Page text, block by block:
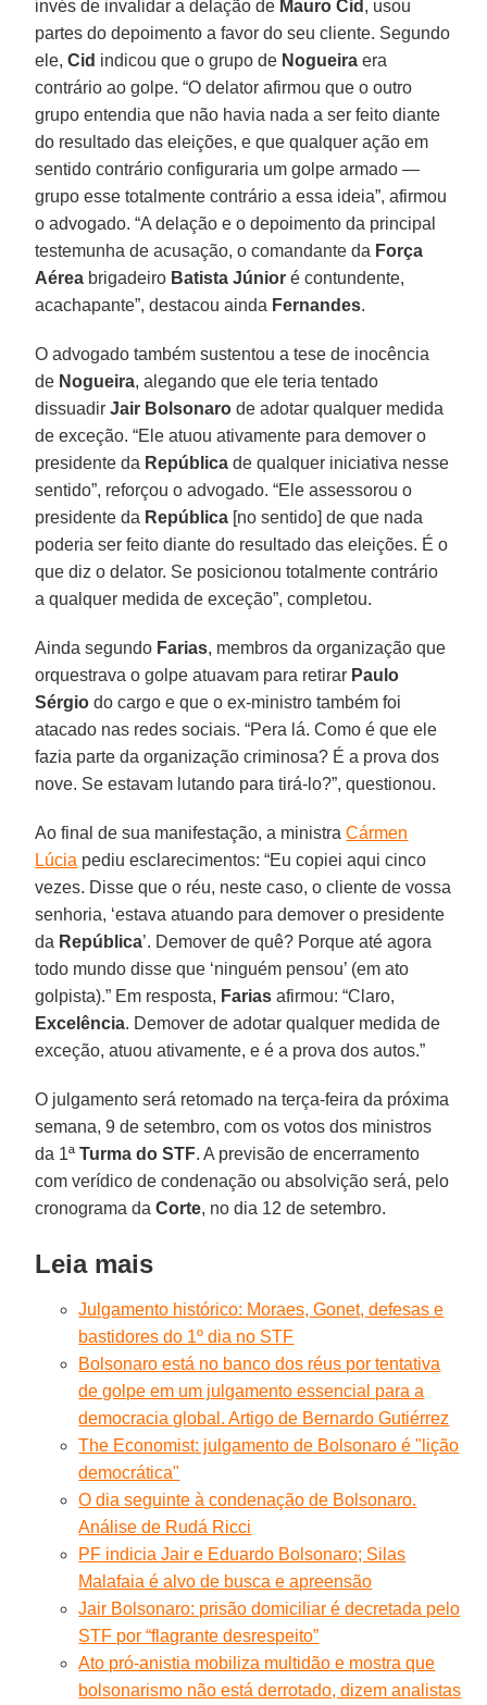
invés de invalidar a delação de Mauro Cid , usou
partes do depoimento a favor do seu cliente. Segundo
ele,Cid indicou que o grupo de Nogueira era
contrário ao golpe. “O delator afirmou que o outro
grupo entendia que não havia nada a ser feito diante
do resultado das eleições, e que qualquer ação em
sentido contrário configuraria um golpe armado —
grupo esse totalmente contrário a essa ideia”, afirmou
o advogado. “A delação e o depoimento da principal
testemunha de acusação, o comandante da Força
Aérea brigadeiro Batista Júnior é contundente,
acachapante”, destacou ainda Fernandes.
O advogado também sustentou a tese de inocência
de Nogueira, alegando que ele teria tentado
dissuadirJair Bolsonaro de adotar qualquer medida
de exceção. “Ele atuou ativamente para demover o
presidente da República de qualquer iniciativa nesse
sentido”, reforçou o advogado. “Ele assessorou o
presidente da República [no sentido] de que nada
poderia ser feito diante do resultado das eleições. É o
que diz o delator. Se posicionou totalmente contrário
a qualquer medida de exceção”, completou.
Ainda segundo Farias, membros da organização que
orquestrava o golpe atuavam para retirar Paulo
Sérgio do cargo e que o ex-ministro também foi
atacado nas redes sociais. “Pera lá. Como é que ele
fazia parte da organização criminosa? É a prova dos
nove. Se estavam lutando para tirá-lo?”, questionou.
Ao final de sua manifestação, a ministraCármen
Lúcia pediu esclarecimentos: “Eu copiei aqui cinco
vezes. Disse que o réu, neste caso, o cliente de vossa
senhoria, ‘estava atuando para demover o presidente
da República’. Demover de quê? Porque até agora
todo mundo disse que ‘ninguém pensou’ (em ato
golpista).” Em resposta, Farias afirmou: “Claro,
Excelência. Demover de adotar qualquer medida de
exceção, atuou ativamente, e é a prova dos autos.”
O julgamento será retomado na terça-feira da próxima
semana, 9 de setembro, com os votos dos ministros
da 1ªTurma do STF. A previsão de encerramento
com verídico de condenação ou absolvição será, pelo
cronograma daCorte, no dia 12 de setembro.
Leia mais
Julgamento histórico: Moraes, Gonet, defesas e
bastidores do 1º dia no STF
Bolsonaro está no banco dos réus por tentativa
de golpe em um julgamento essencial para a
democracia global. Artigo de Bernardo Gutiérrez
The Economist: julgamento de Bolsonaro é "lição
democrática"
O dia seguinte à condenação de Bolsonaro.
Análise de Rudá Ricci
PF indicia Jair e Eduardo Bolsonaro; Silas
Malafaia é alvo de busca e apreensão
Jair Bolsonaro: prisão domiciliar é decretada pelo
STF por “flagrante desrespeito”
Ato pró-anistia mobiliza multidão e mostra que
bolsonarismo não está derrotado, dizem analistas